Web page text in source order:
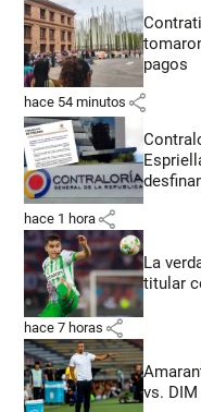
pagos
hace 54 minutos share
hace 1 hora share
La
titular
hace 7 horas share
vs.